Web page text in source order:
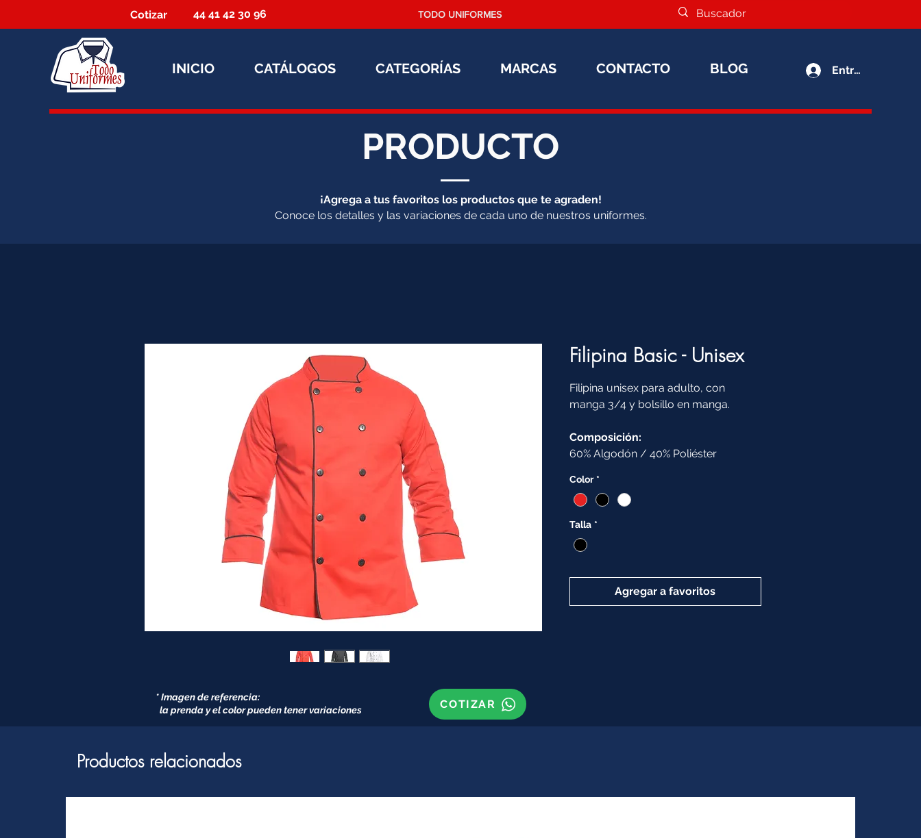
Cotizar 44 41 42 30 96 TODO UNIFORMES
INICIO CATÁLOGOS CATEGORÍAS MARCAS CONTACTO BLOG Entrar
PRODUCTO
¡Agrega a tus favoritos los productos que te agraden!
Conoce los detalles y las variaciones de cada uno de nuestros uniformes.
Filipina Basic - Unisex
Filipina unisex para adulto, con
manga 3/4 y bolsillo en manga.
Composición:
60% Algodón / 40% Poliéster
Color *
Talla *
Agregar a favoritos
COTIZAR
* Imagen de referencia:
la prenda y el color pueden tener variaciones
Productos relacionados